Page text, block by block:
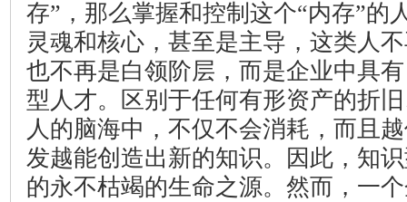
存”，那么掌握和控制这个“内存”的
灵魂和核心，甚至是主导，这类人
也不再是白领阶层，而是企业中具
型人才。区别于任何有形资产的折
人的脑海中，不仅不会消耗，而且
发越能创造出新的知识。因此，知
的永不枯竭的生命之源。然而，一